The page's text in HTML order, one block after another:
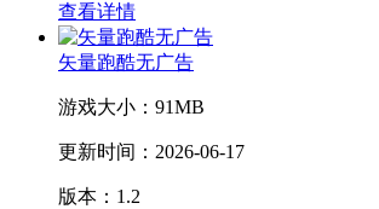
查看详情
矢量跑酷无广告
游戏大小： 91MB
更新时间： 2026-06-17
版本：1.2